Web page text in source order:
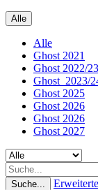
Alle
Alle
Ghost 2021
Ghost 2022/23
Ghost_2023/
Ghost 2025
Ghost 2026
Ghost 2026
Ghost 2027
Suche...